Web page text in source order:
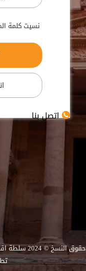
نسيت كلمة
اتصل بنا
حقوق النسخ © 2024 سلطة اقليم البترا التنموي السياحي،جميع الحقوق محفوظة